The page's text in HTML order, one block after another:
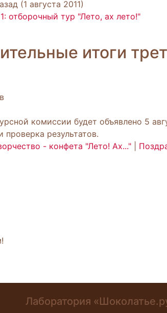
(1 августа 2011)
отборочный тур "Лето, ах лето!"
итоги
комиссии будет объявлено 5
результатов.
- конфета "Лето! Ах..."
Лаборатория